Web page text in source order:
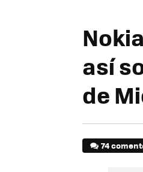
así
de
74